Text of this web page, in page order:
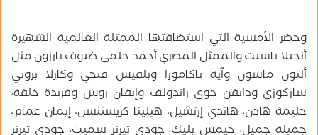
وحضر الأمسية التي استضافتها الممثلة العالمية الشهيرة
أنجيلا باسيت والممثل المصري أحمد حلمي ضيوف بارزون مثل
ألتون ماسون وآية ناكامورا وبلقيس فتحي وكارلا بروني
ساركوزي ودايفن جوي راندولف وإيفان روس وفريدة خلفة،
حليمة هادن، هاندي إرتشيل، هيلينا كريستنسن، إيمان عمام،